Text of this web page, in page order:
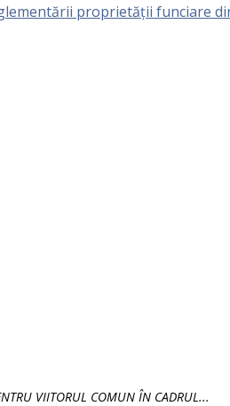
proprietăţii funciare
VIITORUL COMUN ÎN CADRUL...